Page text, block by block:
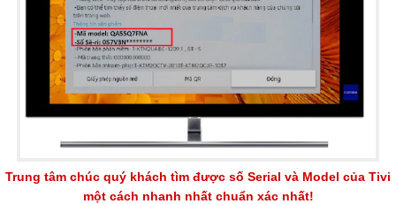
Trung tâm chúc quý khách tìm được số Serial và Model của Tivi
một cách nhanh nhất chuẩn xác nhất!